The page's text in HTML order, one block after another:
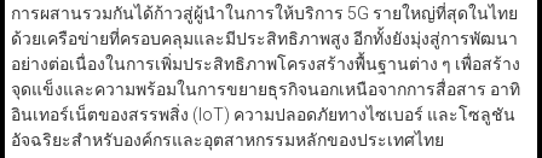
การผสานรวมกันได้ก้าวสู่ผู้นำในการให้บริการ 5G รายใหญ่ที่สุดในไทย
ด้วยเครือข่ายที่ครอบคลุมและมีประสิทธิภาพสูง อีกทั้งยังมุ่งสู่การพัฒนา
อย่างต่อเนื่องในการเพิ่มประสิทธิภาพโครงสร้างพื้นฐานต่าง ๆ เพื่อสร้าง
จุดแข็งและความพร้อมในการขยายธุรกิจนอกเหนือจากการสื่อสาร อาทิ
อินเทอร์เน็ตของสรรพสิ่ง (IoT) ความปลอดภัยทางไซเบอร์ และโซลูชัน
อัจฉริยะสำหรับองค์กรและอุตสาหกรรมหลักของประเทศไทย